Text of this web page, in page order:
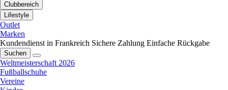
Clubbereich
Lifestyle
Outlet
Marken
Kundendienst in Frankreich Sichere Zahlung Einfache Rückgabe
Suchen
Weltmeisterschaft 2026
Fußballschuhe
Vereine